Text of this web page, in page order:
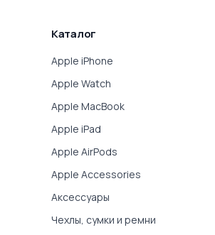
Каталог
Apple iPhone
Apple Watch
Apple MacBook
Apple iPad
Apple AirPods
Apple Accessories
Аксессуары
Чехлы, сумки и ремни